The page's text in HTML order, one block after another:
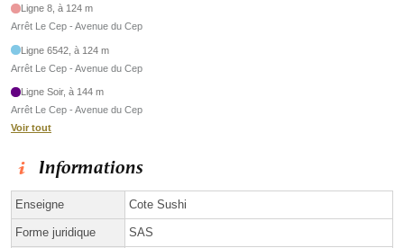
Ligne 8, à 124 m
Arrêt Le Cep - Avenue du Cep
Ligne 6542, à 124 m
Arrêt Le Cep - Avenue du Cep
Ligne Soir, à 144 m
Arrêt Le Cep - Avenue du Cep
Voir tout
Informations
Enseigne Cote Sushi
Forme juridique SAS